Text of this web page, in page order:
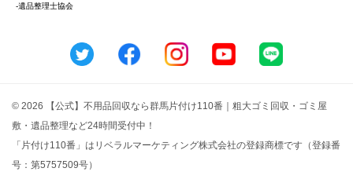
-遺品整理士協会
© 2026 【公式】不用品回収なら群馬片付け110番｜粗大ゴミ回収・ゴミ屋
敷・遺品整理など24時間受付中！
「片付け110番」はリベラルマーケティング株式会社の登録商標です（登録番
号：第5757509号）